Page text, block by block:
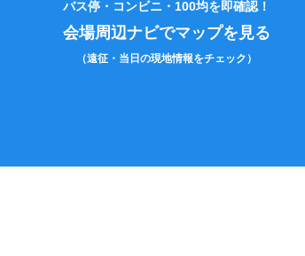
銀テープケース 各種充電コード
バス停・コンビニ・100均を即確認！
会場周辺ナビでマップを見る
（遠征・当日の現地情報をチェック）